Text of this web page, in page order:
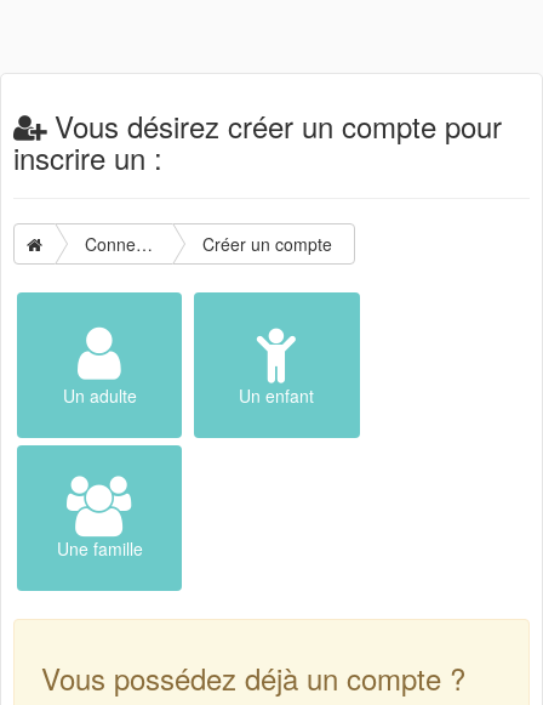
Vous désirez créer un compte pour
inscrire un :
Connexion Créer un compte
Un adulte Un enfant
Une famille
Vous possédez déjà un compte ?